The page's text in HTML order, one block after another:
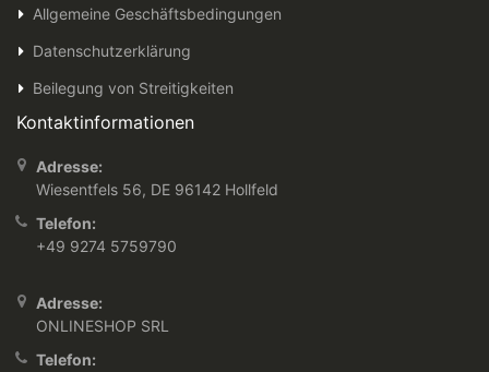
Allgemeine Geschäftsbedingungen
Datenschutzerklärung
Beilegung von Streitigkeiten
Kontaktinformationen
Adresse:
Wiesentfels 56, DE 96142 Hollfeld
Telefon:
+49 9274 5759790
Adresse:
ONLINESHOP SRL
Telefon: